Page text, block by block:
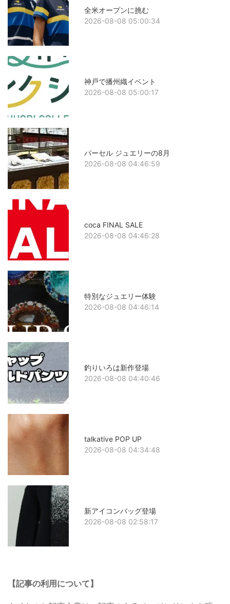
全米オープンに挑む
2026-08-08 05:00:34
神戸で播州織イベント
2026-08-08 05:00:17
パーセル ジュエリーの8月
2026-08-08 04:46:59
coca FINAL SALE
2026-08-08 04:46:28
特別なジュエリー体験
2026-08-08 04:46:14
釣りいろは新作登場
2026-08-08 04:40:46
talkative POP UP
2026-08-08 04:34:48
新アイコンバッグ登場
2026-08-08 02:58:17
【記事の利用について】